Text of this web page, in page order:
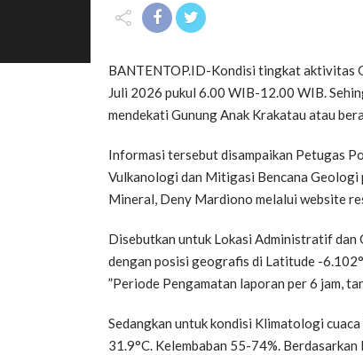
BANTENTOP.ID-Kondisi tingkat aktivitas
Juli 2026 pukul 6.00 WIB-12.00 WIB.
mendekati Gunung Anak Krakatau atau
Informasi tersebut disampaikan Petugas
Vulkanologi dan Mitigasi Bencana Geologi
Mineral, Deny Mardiono melalui website
Disebutkan untuk Lokasi Administratif
dengan posisi geografis di Latitude -
”Periode Pengamatan laporan per 6 jam,
Sedangkan untuk kondisi Klimatologi
31.9°C. Kelembaban 55-74%.